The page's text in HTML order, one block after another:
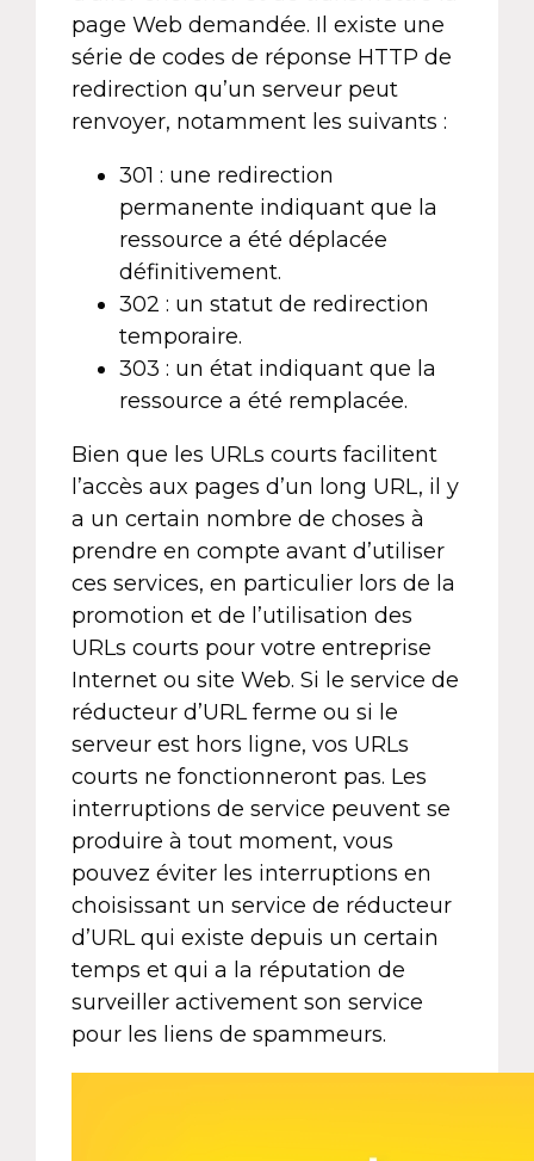
page Web demandée. Il existe une
série de codes de réponse HTTP de
redirection qu’un serveur peut
renvoyer, notamment les suivants :
301 : une redirection
permanente indiquant que la
ressource a été déplacée
définitivement.
302 : un statut de redirection
temporaire.
303 : un état indiquant que la
ressource a été remplacée.
Bien que les URLs courts facilitent
l’accès aux pages d’un long URL, il y
a un certain nombre de choses à
prendre en compte avant d’utiliser
ces services, en particulier lors de la
promotion et de l’utilisation des
URLs courts pour votre entreprise
Internet ou site Web. Si le service de
réducteur d’URL ferme ou si le
serveur est hors ligne, vos URLs
courts ne fonctionneront pas. Les
interruptions de service peuvent se
produire à tout moment, vous
pouvez éviter les interruptions en
choisissant un service de réducteur
d’URL qui existe depuis un certain
temps et qui a la réputation de
surveiller activement son service
pour les liens de spammeurs.